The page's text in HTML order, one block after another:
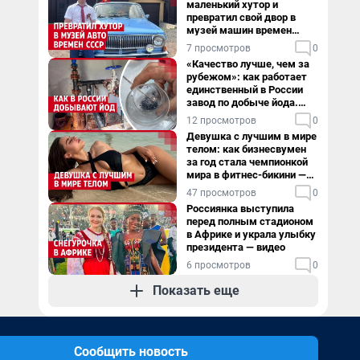
маленький хутор и
превратил свой двор в
музей машин времен
СССР. Видео
7 просмотров 0
«Качество лучше, чем за
рубежом»: как работает
единственный в России
завод по добыче йода.
Видео
12 просмотров 0
Девушка с лучшим в мире
телом: как бизнесвумен
за год стала чемпионкой
мира в фитнес-бикини —
видео
47 просмотров 0
Россиянка выступила
перед полным стадионом
в Африке и украла улыбку
президента — видео
6 просмотров 0
Показать еще
Сообщить новость